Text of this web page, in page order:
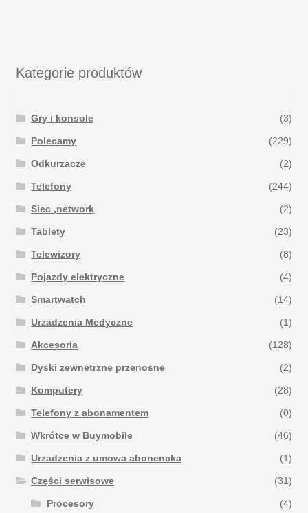
Kategorie produktów
Gry i konsole (3)
Polecamy (229)
Odkurzacze (2)
Telefony (244)
Siec ,network (2)
Tablety (23)
Telewizory (8)
Pojazdy elektryczne (4)
Smartwatch (14)
Urzadzenia Medyczne (1)
Akcesoria (128)
Dyski zewnetrzne przenosne (2)
Komputery (28)
Telefony z abonamentem (0)
Wkrótce w Buymobile (46)
Urzadzenia z umowa abonencka (1)
Części serwisowe (31)
Procesory (4)